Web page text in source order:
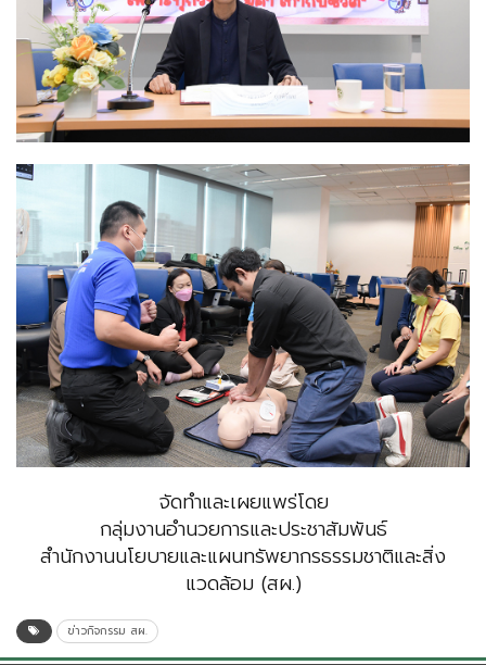
จัดทำและเผยแพร่โดย
กลุ่มงานอำนวยการและประชาสัมพันธ์
สำนักงานนโยบายและแผนทรัพยากรธรรมชาติและสิ่ง
แวดล้อม (สผ.)
ข่าวกิจกรรม สผ.